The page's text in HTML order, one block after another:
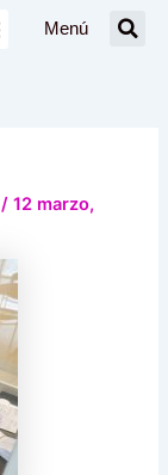
Menú
/12 marzo,